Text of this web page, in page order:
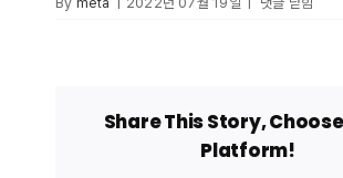
Share This Story,
Platform!